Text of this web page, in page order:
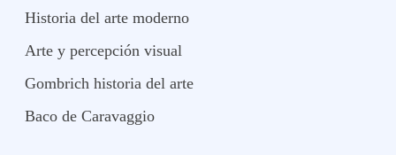
Historia del arte moderno
Arte y percepción visual
Gombrich historia del arte
Baco de Caravaggio